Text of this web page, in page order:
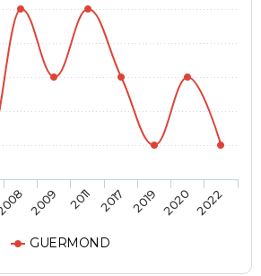
GUERMOND
2009 2011 2017 2019 2020 2022